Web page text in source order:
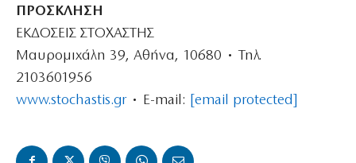
ΠΡΟΣΚΛΗΣΗ
ΕΚΔΟΣΕΙΣ ΣΤΟΧΑΣΤΗΣ
Μαυρομιχάλη 39, Αθήνα, 10680 • Τηλ.
2103601956
www.stochastis.gr• E-mail: [email protected]